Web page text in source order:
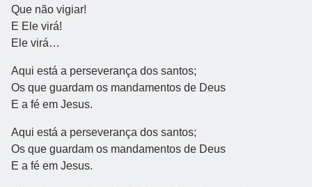
Que não vigiar!
E Ele virá!
Ele virá…
Aqui está a perseverança dos santos;
Os que guardam os mandamentos de Deus
E a fé em Jesus.
Aqui está a perseverança dos santos;
Os que guardam os mandamentos de Deus
E a fé em Jesus.